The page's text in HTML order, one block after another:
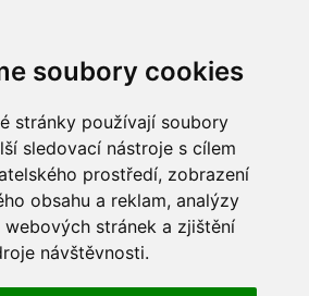
soubory cookies
stránky používají soubory
sledovací nástroje s cílem
prostředí, zobrazení
obsahu a reklam, analýzy
webových stránek a zjištění
návštěvnosti.